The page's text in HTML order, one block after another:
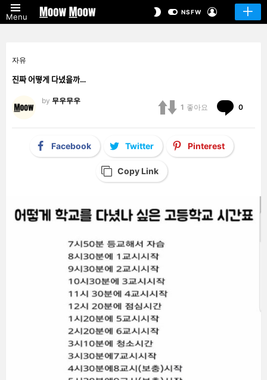
Menu
SWITCHNSFW
자유
진짜 어떻게 다녔을까…
by 무우무우
1 좋아요 0
Facebook Twitter Pinterest
Copy Link